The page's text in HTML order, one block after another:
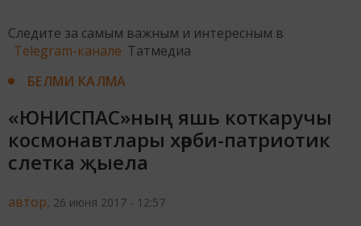
Следите за самым важным и интересным в
Telegram-канале Татмедиа
БЕЛМИ КАЛМА
«ЮНИСПАС»ның яшь коткаручы
космонавтлары хәрби-патриотик
слетка җыела
автор, 26 июня 2017 - 12:57